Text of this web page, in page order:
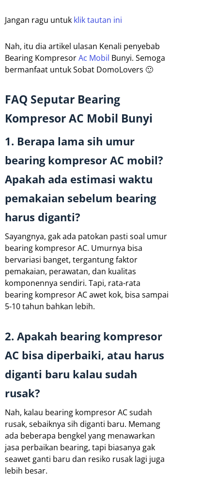
Jangan ragu untuk klik tautan ini
Nah, itu dia artikel ulasan Kenali penyebab
Bearing KompresorAc Mobil Bunyi. Semoga
bermanfaat untuk Sobat DomoLovers 🙂
FAQ Seputar Bearing
Kompresor AC Mobil Bunyi
1. Berapa lama sih umur
bearing kompresor AC mobil?
Apakah ada estimasi waktu
pemakaian sebelum bearing
harus diganti?
Sayangnya, gak ada patokan pasti soal umur
bearing kompresor AC. Umurnya bisa
bervariasi banget, tergantung faktor
pemakaian, perawatan, dan kualitas
komponennya sendiri. Tapi, rata-rata
bearing kompresor AC awet kok, bisa sampai
5-10 tahun bahkan lebih.
2. Apakah bearing kompresor
AC bisa diperbaiki, atau harus
diganti baru kalau sudah
rusak?
Nah, kalau bearing kompresor AC sudah
rusak, sebaiknya sih diganti baru. Memang
ada beberapa bengkel yang menawarkan
jasa perbaikan bearing, tapi biasanya gak
seawet ganti baru dan resiko rusak lagi juga
lebih besar.